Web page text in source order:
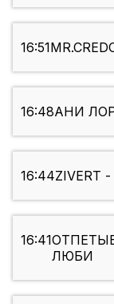
16:51
16:48АНИ
16:44ZIVERT
16:41
ЛЮБИ